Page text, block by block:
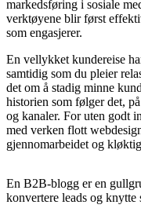
markedsføring i sosiale
verktøyene blir først
som engasjerer.
En vellykket kundereise
samtidig som du pleier
det om å stadig minne
historien som følger det,
og kanaler. For uten godt
med verken flott
gjennomarbeidet og
En B2B-blogg er en
konvertere leads og knytte